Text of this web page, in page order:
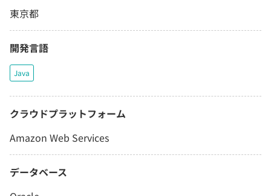
東京都
開発言語
Java
クラウドプラットフォーム
Amazon Web Services
データベース